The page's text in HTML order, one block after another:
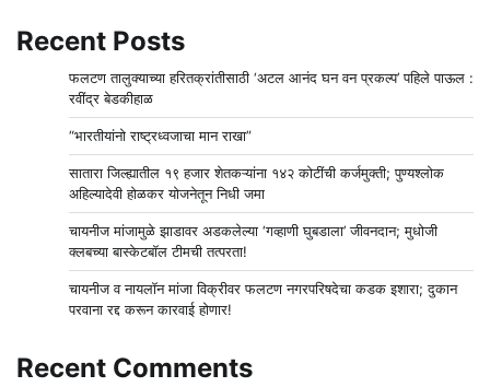
Recent Posts
फलटण तालुक्याच्या हरितक्रांतीसाठी ‘अटल आनंद घन वन प्रकल्प’ पहिले पाऊल :
रवींद्र बेडकीहाळ
“भारतीयांनो राष्ट्रध्वजाचा मान राखा”
सातारा जिल्ह्यातील १९ हजार शेतकऱ्यांना १४२ कोटींची कर्जमुक्ती; पुण्यश्लोक
अहिल्यादेवी होळकर योजनेतून निधी जमा
चायनीज मांजामुळे झाडावर अडकलेल्या ‘गव्हाणी घुबडाला’ जीवनदान; मुधोजी
क्लबच्या बास्केटबॉल टीमची तत्परता!
चायनीज व नायलॉन मांजा विक्रीवर फलटण नगरपरिषदेचा कडक इशारा; दुकान
परवाना रद्द करून कारवाई होणार!
Recent Comments